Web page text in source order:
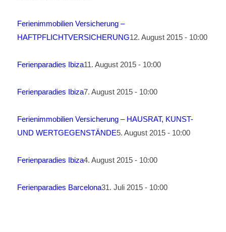
Ferienimmobilien Versicherung –
HAFTPFLICHTVERSICHERUNG12. August 2015 - 10:00
Ferienparadies Ibiza11. August 2015 - 10:00
Ferienparadies Ibiza7. August 2015 - 10:00
Ferienimmobilien Versicherung – HAUSRAT, KUNST-
UND WERTGEGENSTÄNDE5. August 2015 - 10:00
Ferienparadies Ibiza4. August 2015 - 10:00
Ferienparadies Barcelona31. Juli 2015 - 10:00